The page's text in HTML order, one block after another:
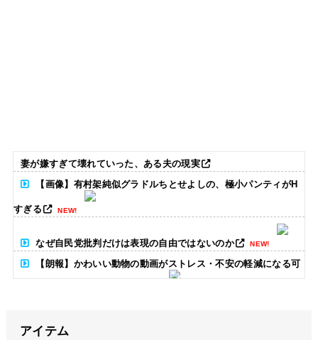
妻が嫌すぎて壊れていった、ある夫の現実
【画像】有村架純似グラドルちとせよしの、極小パンティがH
すぎる NEW!
なぜ自民党批判だけは表現の自由ではないのか NEW!
【朗報】かわいい動物の動画がストレス・不安の軽減になる可
アイテム